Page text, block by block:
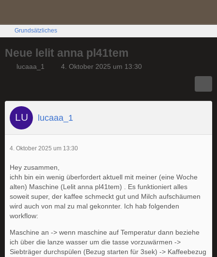
Grundsätzliches
Neue lelit anna pl41tem
lucaaa_1 4. Oktober 2025 um 13:30
lucaaa_1
4. Oktober 2025 um 13:30
Hey zusammen,
ichh bin ein wenig überfordert aktuell mit meiner (eine Woche
alten) Maschine (Lelit anna pl41tem) . Es funktioniert alles
soweit super, der kaffee schmeckt gut und Milch aufschäumen
wird auch von mal zu mal gekonnter. Ich hab folgenden
workflow:
Maschine an -> wenn maschine auf Temperatur dann beziehe
ich über die lanze wasser um die tasse vorzuwärmen ->
Siebträger durchspülen (Bezug starten für 3sek) -> Kaffeebezug